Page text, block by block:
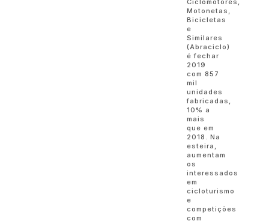
Ciclomotores,
Motonetas,
Bicicletas
e
Similares
(Abraciclo)
é fechar
2019
com 857
mil
unidades
fabricadas,
10% a
mais
que em
2018. Na
esteira,
aumentam
os
interessados
em
cicloturismo
e
competições
com